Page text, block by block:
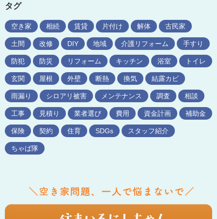
タグ
空き家 相続 賃貸 片付け 解体 古民家
土間 改修 DIY 地域 介護リフォーム 手すり
防犯 防災 リフォーム キッチン 浴室 トイレ
玄関 屋根 外壁 断熱 換気 結露カビ
雨漏り シロアリ被害 メンテナンス 調査 相談
工事 見積り 業者選び 費用 資金計画 補助金
保険 契約 住育 SDGs スタッフ紹介
ちゃば隊